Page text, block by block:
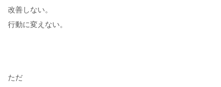
改善しない。
行動に変えない。
ただ